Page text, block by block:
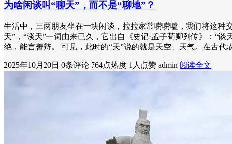
为啥闲谈叫“聊天”，而不是“聊地”？
生活中，三两朋友坐在一块闲谈，拉拉家常唠唠嗑，我们将这种
天”，“谈天”一词由来已久，它出自《史记·孟子荀卿列传》：“
绝，能言善辩。 可见，此时的“天”说的就是天空、天气。在古
2025年10月20日 0条评论 764点热度 1人点赞 admin 阅读全文